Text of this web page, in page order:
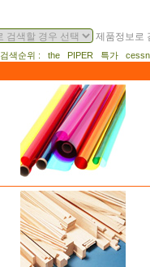
제품정보로
검색순위 : the PIPER 특가